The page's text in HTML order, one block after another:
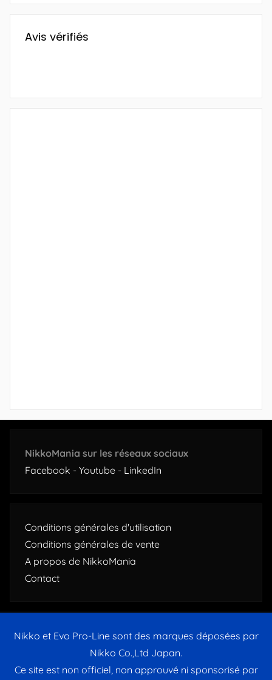
Avis vérifiés
NikkoMania sur les réseaux sociaux
Facebook - Youtube - LinkedIn
Conditions générales d'utilisation
Conditions générales de vente
A propos de NikkoMania
Contact
Nikko et Evo Pro-Line sont des marques déposées par
Nikko Co.,Ltd Japan.
Ce site est non officiel, non approuvé ni sponsorisé par